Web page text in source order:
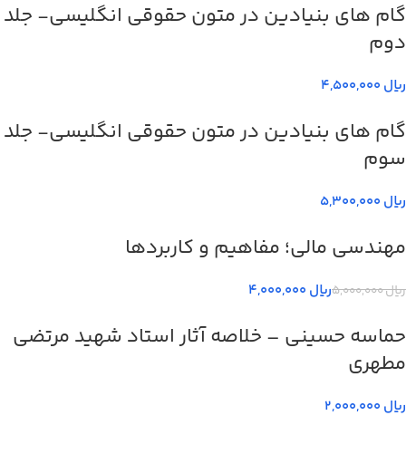
گام های بنیادین در متون حقوقي انگليسي- جلد
دوم
ریال
گام های بنیادین در متون حقوقي انگليسي- جلد
سوم
ریال
مهندسی مالی؛ مفاهیم و کاربردها
ریال5,000,000 ریال
حماسه حسيني – خلاصه آثار استاد شهيد مرتضي
مطهري
ریال